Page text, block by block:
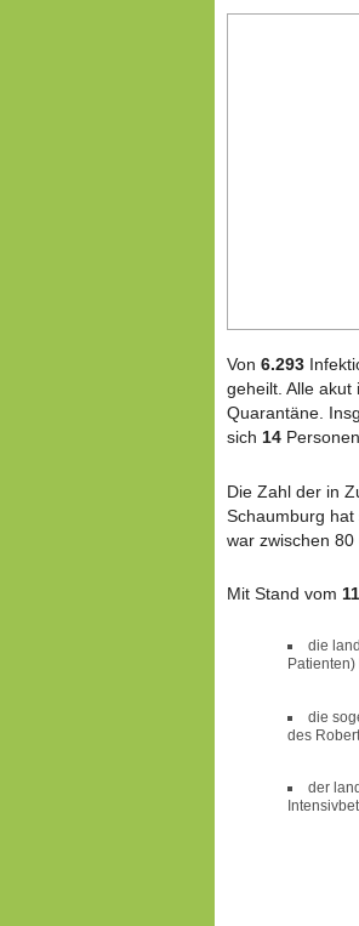
Von 6.293
geheilt. Alle akut
Quarantäne.
sich 14
Die Zahl der in
Schaumburg hat
war
Mit Stand vom
die
Patienten)
die
des
der